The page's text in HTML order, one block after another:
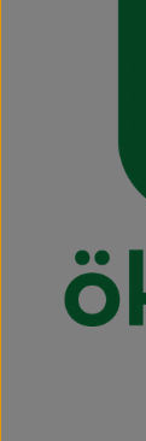
Blog